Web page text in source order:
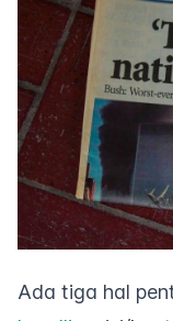
Ada tiga hal